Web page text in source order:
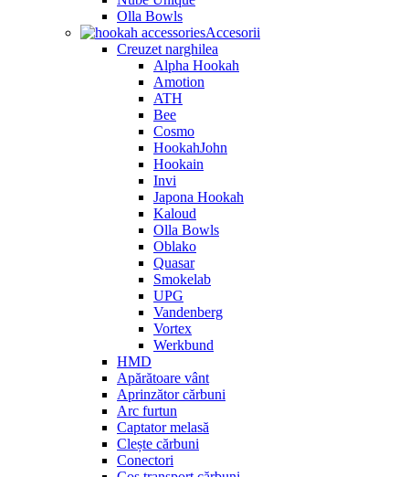
Olla Bowls
Accesorii
Creuzet narghilea
Alpha Hookah
Amotion
ATH
Bee
Cosmo
HookahJohn
Hookain
Invi
Japona Hookah
Kaloud
Olla Bowls
Oblako
Quasar
Smokelab
UPG
Vandenberg
Vortex
Werkbund
HMD
Apărătoare vânt
Aprinzător cărbuni
Arc furtun
Captator melasă
Clește cărbuni
Conectori